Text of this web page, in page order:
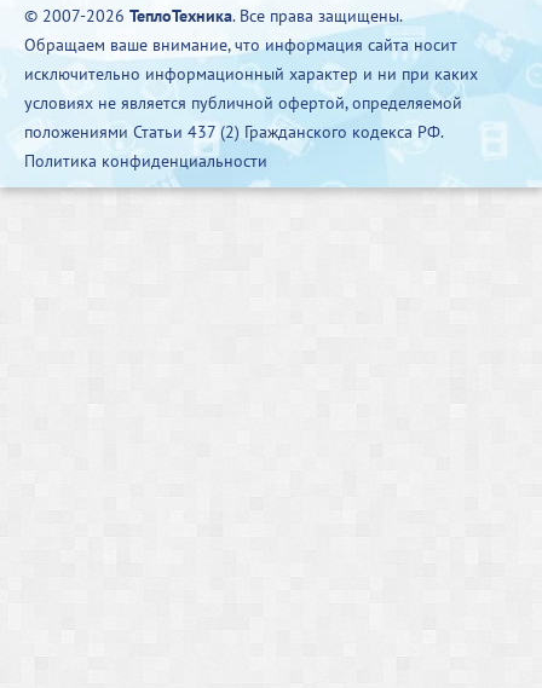
© 2007-2026 ТеплоТехника. Все права защищены.
Обращаем ваше внимание, что информация сайта носит
исключительно информационный характер и ни при каких
условиях не является публичной офертой, определяемой
положениями Статьи 437 (2) Гражданского кодекса РФ.
Политика конфиденциальности